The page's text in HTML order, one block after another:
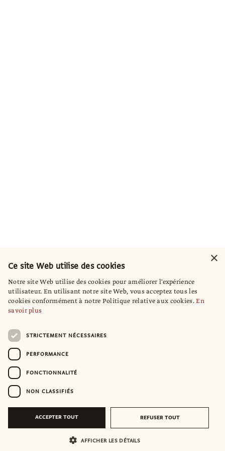
×
Ce site Web utilise des cookies
Notre site Web utilise des cookies pour améliorer l'expérience
utilisateur. En utilisant notre site Web, vous acceptez tous les
cookies conformément à notre Politique relative aux cookies.En
savoir plus
STRICTEMENT NÉCESSAIRES
PERFORMANCE
FONCTIONNALITÉ
NON CLASSIFIÉS
ACCEPTER TOUT REFUSER TOUT
AFFICHER LES DÉTAILS